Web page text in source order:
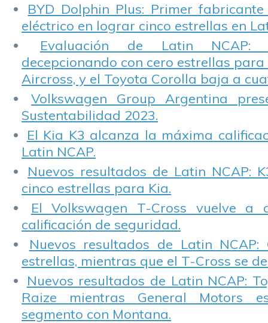
BYD Dolphin Plus: Primer
eléctrico en lograr cinco estrellas en
Evaluación de Latin NCAP:
decepcionando con cero estrellas para
Aircross, y el Toyota Corolla baja a
Volkswagen Group Argentina
Sustentabilidad 2023.
El Kia K3 alcanza la máxima
Latin NCAP.
Nuevos resultados de Latin NCAP:
cinco estrellas para Kia.
El Volkswagen T-Cross vuelve a
calificación de seguridad.
Nuevos resultados de Latin NCAP:
estrellas, mientras que el T-Cross se
Nuevos resultados de Latin NCAP:
Raize mientras General Motors
segmento con Montana.